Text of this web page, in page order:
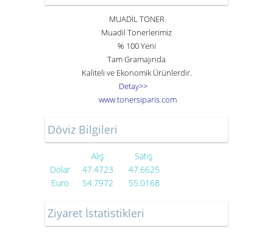
MUADİL TONER
Muadil Tonerlerimiz
% 100 Yeni
Tam Gramajında
Kaliteli ve Ekonomik Ürünlerdir.
Detay>>
www.tonersiparis.com
Döviz Bilgileri
Alış
Satış
Dolar
47.4723
47.6625
Euro
54.7972 55.0168
Ziyaret İstatistikleri